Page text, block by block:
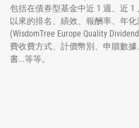
包括在債券型基金中近 1 週、近 1
以來的排名、績效、報酬率、年
(WisdomTree Europe Quality
費收費方式、計價幣別、申贖數
書...等等。